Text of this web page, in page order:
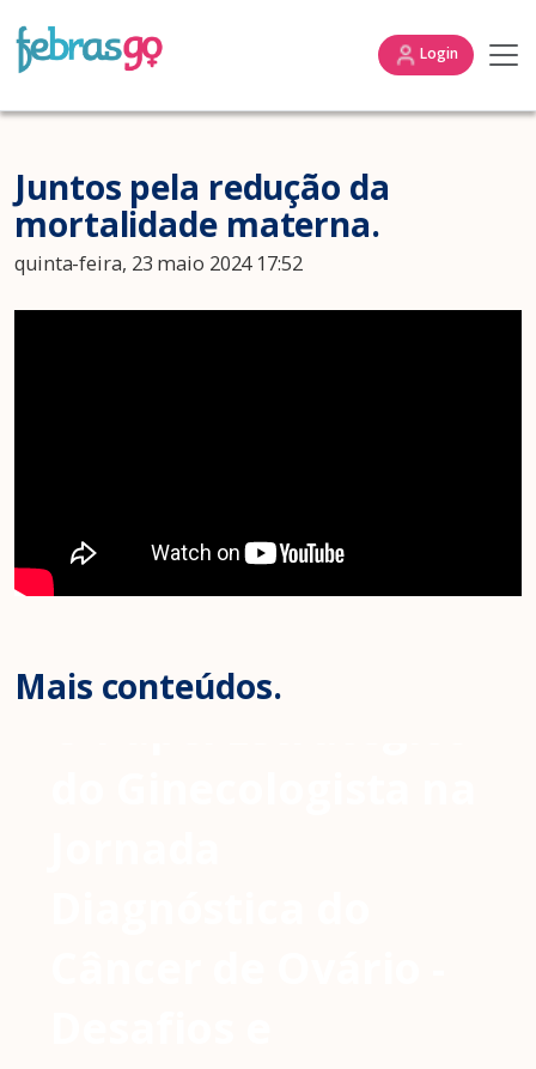
Login
Juntos pela redução da
mortalidade materna.
quinta-feira, 23 maio 2024 17:52
Mais conteúdos.